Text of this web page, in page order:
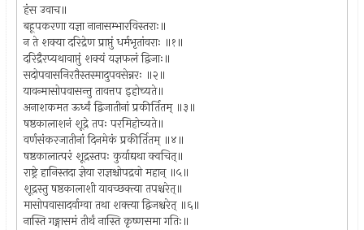
हंस उवाच॥
बहूपकरणा यज्ञा नानासम्भारविस्तराः॥
न ते शक्या दरिद्रेण प्राप्तुं धर्मभृतांवराः ॥१॥
दरिद्रैरप्यथावाप्तुं शक्यं यज्ञफलं द्विजाः॥
सदोपवासनिरतैस्तस्मादुपवसेन्नरः ॥२॥
यावन्मासोपवासन्तु तावत्तप इहोच्यते॥
अनाशकमत ऊर्ध्वं द्विजातीनां प्रकीर्तितम् ॥३॥
षष्ठकालाशनं शूद्रे तपः परमिहोच्यते॥
वर्णसंकरजातीनां दिनमेकं प्रकीर्तितम् ॥४॥
षष्ठकालात्परं शूद्रस्तपः कुर्याद्यथा क्वचित्॥
राष्ट्रे हानिस्तदा ज्ञेया राज्ञश्चोपद्रवो महान् ॥५॥
शूद्रस्तु षष्ठकालाशी यावच्छक्त्या तपश्चरेत्॥
मासोपवासादर्वाग्वा तथा शक्त्या द्विजश्चरेत् ॥६॥
नास्ति गङ्गासमं तीर्थं नास्ति कृष्णसमा गतिः॥